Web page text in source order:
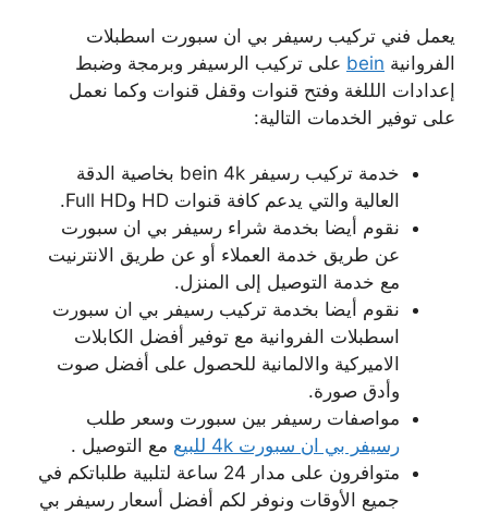
يعمل فني تركيب رسيفر بي ان سبورت اسطبلات
الفروانية bein على تركيب الرسيفر وبرمجة وضبط
إعدادات الللغة وفتح قنوات وقفل قنوات وكما نعمل
على توفير الخدمات التالية:
خدمة تركيب رسيفر bein 4k بخاصية الدقة
العالية والتي يدعم كافة قنوات HD وFull HD.
نقوم أيضا بخدمة شراء رسيفر بي ان سبورت
عن طريق خدمة العملاء أو عن طريق الانترنيت
مع خدمة التوصيل إلى المنزل.
نقوم أيضا بخدمة تركيب رسيفر بي ان سبورت
اسطبلات الفروانية مع توفير أفضل الكابلات
الاميركية والالمانية للحصول على أفضل صوت
وأدق صورة.
مواصفات رسيفر بين سبورت وسعر طلب
رسيفر بي ان سبورت 4k للبيع
مع التوصيل .
متوافرون على مدار 24 ساعة لتلبية طلباتكم في
جميع الأوقات ونوفر لكم أفضل أسعار رسيفر بي